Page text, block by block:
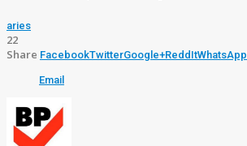
aries
22
Share FacebookTwitterGoogle+ReddItWhatsApp
Email